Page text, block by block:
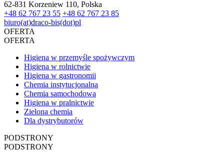
62-831 Korzeniew 110, Polska
+48 62 767 23 55 +48 62 767 23 85
biuro(at)draco-bis(dot)pl
OFERTA
OFERTA
Higiena w przemyśle spożywczym
Higiena w rolnictwie
Higiena w gastronomii
Chemia instytucjonalna
Chemia samochodowa
Higiena w pralnictwie
Zielona chemia
Dla dystrybutorów
PODSTRONY
PODSTRONY